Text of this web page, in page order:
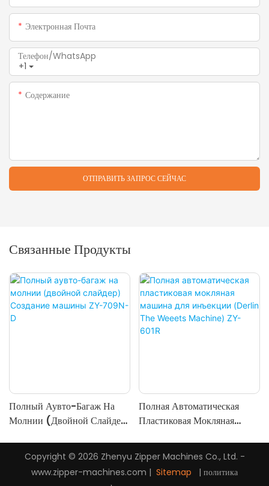
Электронная Почта
+1
Телефон/WhatsApp
Содержание
ОТПРАВИТЬ ЗАПРОС СЕЙЧАС
Связанные Продукты
Полный Аувто-Багаж На
Молнии (двойной Слайдер)
Полная Автоматическая
Пластиковая Мокляная
(Derlin The Weeets
Machine) ZY-601R
Copyright © 2026 Zhenyu Zipper Machines Co., Ltd. -
www.zipper-machines.com | Sitemap | политика